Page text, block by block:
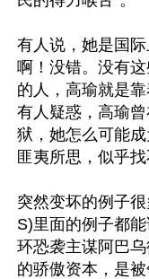
有人说，她是国际
啊！没错。没有
的人，高瑜就是
有人疑惑，高瑜
狱，她怎么可能
匪夷所思，似乎找
突然变坏的例子
S)里面的例子都
环恐袭主谋阿巴
的骄傲资本，是